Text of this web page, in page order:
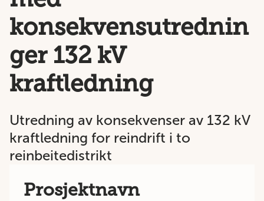
konsekvensutrednin
ger 132 kV
kraftledning
Utredning av konsekvenser av 132 kV
kraftledning for reindrift i to
reinbeitedistrikt
Prosjektnavn